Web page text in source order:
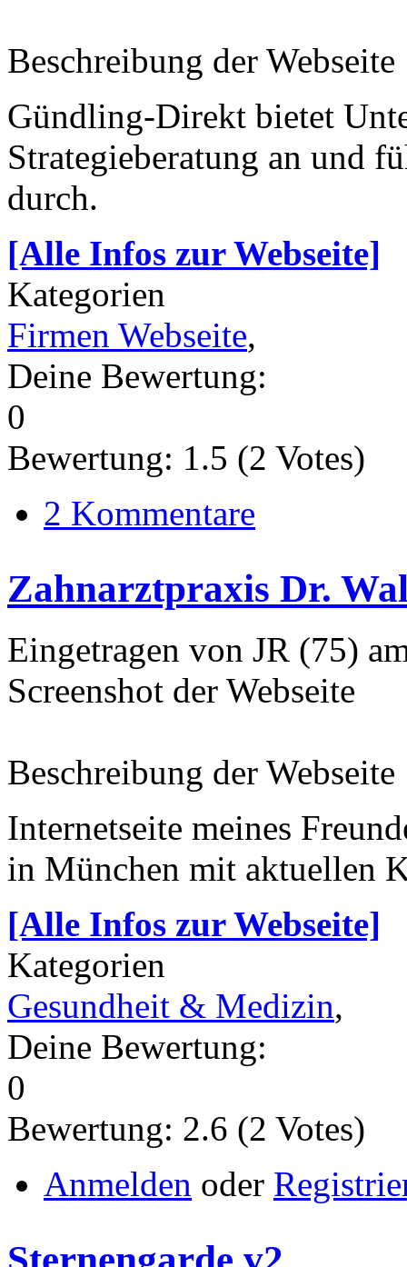
Beschreibung der Webseite
Gündling-Direkt bietet
Strategieberatung an und
durch.
[Alle Infos zur Webseite]
Kategorien
Firmen Webseite,
Deine Bewertung:
0
Bewertung: 1.5 (2 Votes)
2 Kommentare
Zahnarztpraxis Dr.
Eingetragen von JR (75)
Screenshot der Webseite
Beschreibung der Webseite
Internetseite meines
in München mit aktuellen
[Alle Infos zur Webseite]
Kategorien
Gesundheit & Medizin,
Deine Bewertung:
0
Bewertung: 2.6 (2 Votes)
Anmelden oder